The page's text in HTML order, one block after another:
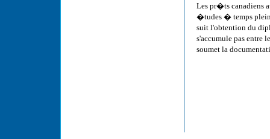
Les pr�ts canadiens
�tudes � temps
suit l'obtention du
s'accumule pas entre
soumet la